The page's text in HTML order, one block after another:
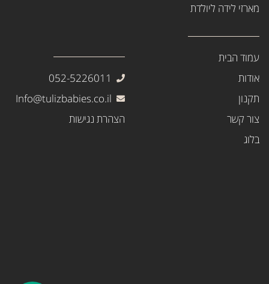
מארזי לידה ליולדת
עמוד הבית
אודות
תקנון
צור קשר
בלוג
052-5226011
Info@tulizbabies.co.il
הצהרת נגישות